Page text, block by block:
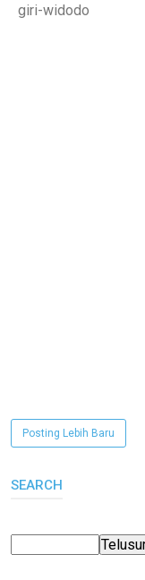
giri-widodo
Posting Lebih Baru
SEARCH